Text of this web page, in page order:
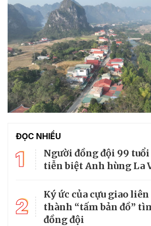
ĐỌC NHIỀU
1
Người đồng đội 99
tiễn biệt Anh hùng La
2
Ký ức của cựu giao
thành “tấm bản đồ”
đồng đội